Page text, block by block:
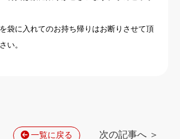
袋に入れてのお持ち帰りはお断りさせて頂
い。
一覧に戻る 次の記事へ ＞